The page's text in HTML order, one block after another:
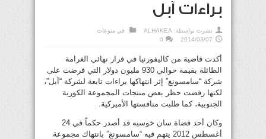
براءات آبل
نشرت بواسطة: ALHAKEA في منوعات
2014/03/07
0
أكدت قاضية من كاليفورنيا في قرار نهائي الغرامة
الطائلة بقيمة حوالي 930 مليون دولار التي فرضت على
شركة “سامسونغ” إثر انتهاكها براءات تابعة لشركة “آبل”،
لكنها رفضت حظر بعض منتجات المجموعة الكورية
الجنوبية، كما طلبت منافستها الأميركية.
وكان أحد قضاة سان خوسيه قد أصدر حكماً في 24
أغسطس 2012 يتهم فيه “سامسونغ” بانتهاك مجموعة